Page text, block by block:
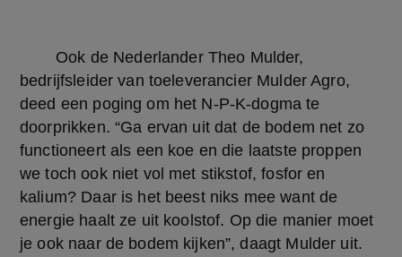
bedrijfsleider van toeleverancier Mulder Agro,
deed een poging om het N-P-K-dogma te
doorprikken. “Ga ervan uit dat de bodem net zo
functioneert als een koe en die laatste proppen
we toch ook niet vol met stikstof, fosfor en
kalium? Daar is het beest niks mee want de
energie haalt ze uit koolstof. Op die manier moet
je ook naar de bodem kijken”, daagt Mulder uit.